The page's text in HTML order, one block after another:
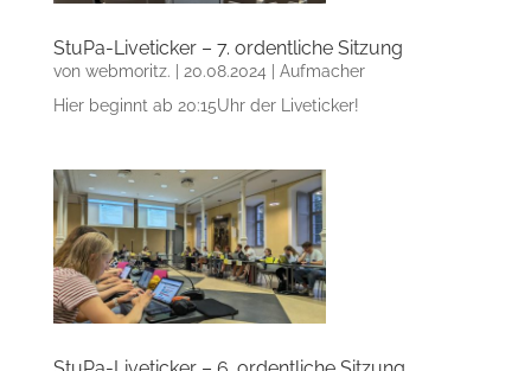
StuPa-Liveticker – 7. ordentliche Sitzung
von webmoritz. 20.08.2024
Aufmacher
Hier beginnt ab 20:15Uhr der Liveticker!